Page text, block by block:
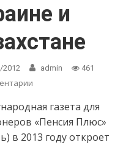
и
2012 admin 461
откроет филиалы
в России, Украине
и Казахстане
газета для
«Пенсия Плюс»
в 2013 году откроет